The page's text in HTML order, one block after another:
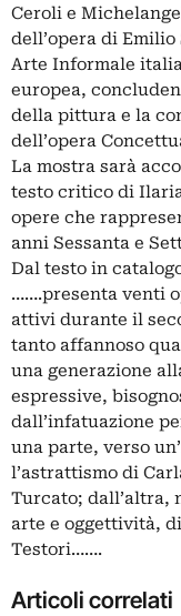
Ceroli e
dell’opera di
Arte Informale
europea,
della pittura e la
dell’opera
La mostra sarà
testo critico di
opere che
anni Sessanta e
Dal testo in
…….presenta venti
attivi durante il
tanto affannoso
una generazione
espressive,
dall’infatuazione
una parte, verso
l’astrattismo di
Turcato; dall’altra,
arte e oggettività,
Testori…….
Articoli correlati